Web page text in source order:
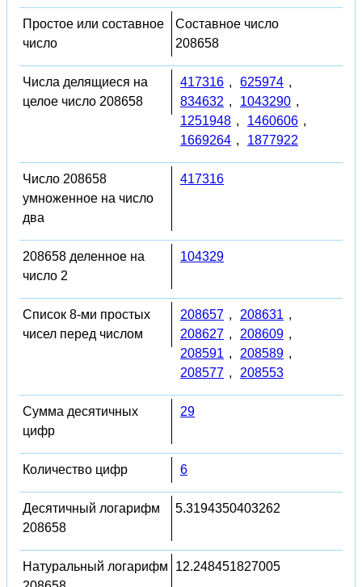
Простое или составное
число
Составное число
208658
Числа делящиеся на
целое число 208658
417316 , 625974 ,
834632 , 1043290 ,
1251948 , 1460606 ,
1669264 , 1877922
Число 208658
умноженное на число
два
417316
208658 деленное на
число 2
104329
Список 8-ми простых
чисел перед числом
208657 , 208631 ,
208627 , 208609 ,
208591 , 208589 ,
208577 , 208553
Сумма десятичных
цифр
29
Количество цифр 6
Десятичный логарифм
208658
5.3194350403262
Натуральный логарифм
12.248451827005